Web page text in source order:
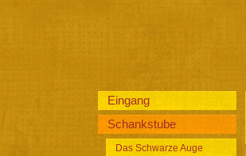
Eingang
Schankstube
Das Schwarze Auge